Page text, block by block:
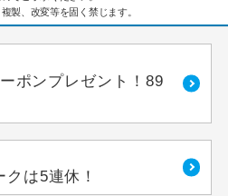
製、改変等を固く禁じます。
ポンプレゼント！89
は5連休！